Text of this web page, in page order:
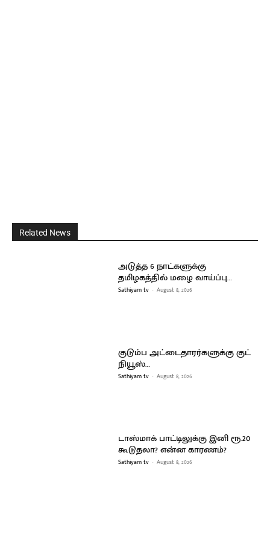
Related News
அடுத்த 6 நாட்களுக்கு
தமிழகத்தில் மழை வாய்ப்பு…
Sathiyam tv - August 8, 2026
குடும்ப அட்டைதாரர்களுக்கு குட்
நியூஸ்…
Sathiyam tv - August 8, 2026
டாஸ்மாக் பாட்டிலுக்கு இனி ரூ.20
கூடுதலா? என்ன காரணம்?
Sathiyam tv - August 8, 2026